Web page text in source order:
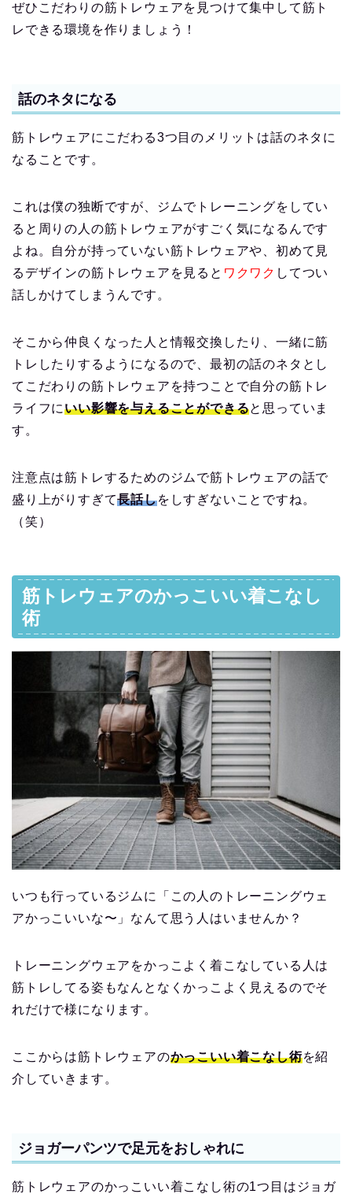
ぜひこだわりの筋トレウェアを見つけて集中して筋ト
レできる環境を作りましょう！
話のネタになる
筋トレウェアにこだわる3つ目のメリットは話のネタに
なることです。
これは僕の独断ですが、ジムでトレーニングをしてい
ると周りの人の筋トレウェアがすごく気になるんです
よね。自分が持っていない筋トレウェアや、初めて見
るデザインの筋トレウェアを見ると ワクワク してつい
話しかけてしまうんです。
そこから仲良くなった人と情報交換したり、一緒に筋
トレしたりするようになるので、最初の話のネタとし
てこだわりの筋トレウェアを持つことで自分の筋トレ
ライフにいい影響を与えることができると思っていま
す。
注意点は筋トレするためのジムで筋トレウェアの話で
盛り上がりすぎて長話しをしすぎないことですね。
（笑）
筋トレウェアのかっこいい着こなし
術
いつも行っているジムに「この人のトレーニングウェ
アかっこいいな〜」なんて思う人はいませんか？
トレーニングウェアをかっこよく着こなしている人は
筋トレしてる姿もなんとなくかっこよく見えるのでそ
れだけで様になります。
ここからは筋トレウェアのかっこいい着こなし術を紹
介していきます。
ジョガーパンツで足元をおしゃれに
筋トレウェアのかっこいい着こなし術の1つ目はジョガ